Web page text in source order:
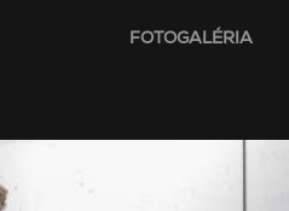
FOTOGALÉRIA